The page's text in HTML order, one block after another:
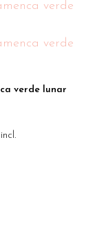
verde lunar